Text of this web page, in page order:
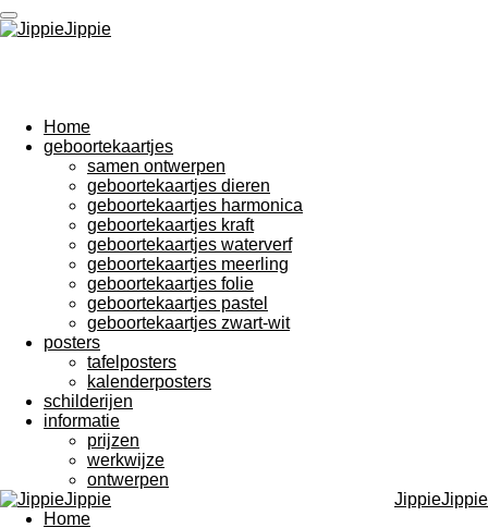
Ga
direct
Home
geboortekaartjes
samen ontwerpen
geboortekaartjes dieren
geboortekaartjes harmonica
geboortekaartjes kraft
geboortekaartjes waterverf
geboortekaartjes meerling
geboortekaartjes folie
geboortekaartjes pastel
geboortekaartjes zwart-wit
posters
tafelposters
kalenderposters
schilderijen
informatie
prijzen
werkwijze
ontwerpen
JippieJippie
Home